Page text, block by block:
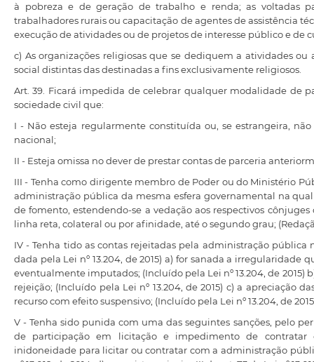
à pobreza e de geração de trabalho e renda; as voltadas
trabalhadores rurais ou capacitação de agentes de assistência
execução de atividades ou de projetos de interesse público e de
c) As organizações religiosas que se dediquem a atividades
social distintas das destinadas a fins exclusivamente religiosos.
Art. 39. Ficará impedida de celebrar qualquer modalidade de
sociedade civil que:
I - Não esteja regularmente constituída ou, se estrangeira,
nacional;
II - Esteja omissa no dever de prestar contas de parceria
III - Tenha como dirigente membro de Poder ou do Ministério
administração pública da mesma esfera governamental na
de fomento, estendendo-se a vedação aos respectivos
linha reta, colateral ou por afinidade, até o segundo grau;
IV - Tenha tido as contas rejeitadas pela administração pública
dada pela Lei nº 13.204, de 2015) a) for sanada a irregularidade
eventualmente imputados; (Incluído pela Lei nº 13.204, de 2015)
rejeição; (Incluído pela Lei nº 13.204, de 2015) c) a apreciação
recurso com efeito suspensivo; (Incluído pela Lei nº 13.204, de
V - Tenha sido punida com uma das seguintes sanções, pelo
de participação em licitação e impedimento de contratar
inidoneidade para licitar ou contratar com a administração